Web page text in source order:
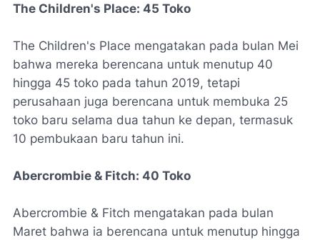
The Children's Place: 45 Toko
The Children's Place mengatakan pada bulan Mei
bahwa mereka berencana untuk menutup 40
hingga 45 toko pada tahun 2019, tetapi
perusahaan juga berencana untuk membuka 25
toko baru selama dua tahun ke depan, termasuk
10 pembukaan baru tahun ini.
Abercrombie & Fitch: 40 Toko
Abercrombie & Fitch mengatakan pada bulan
Maret bahwa ia berencana untuk menutup hingga